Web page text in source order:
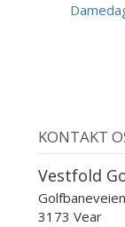
KONTAKT
Vestfold
3173 Vear